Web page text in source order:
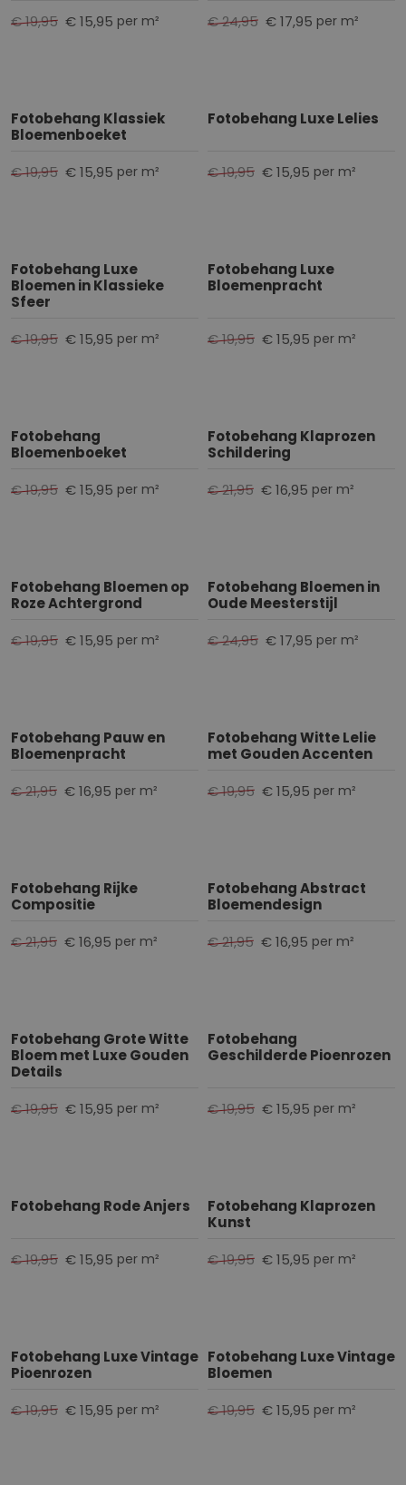
€ 15,95 per m²
€ 19,95 € 17,95 per m²
€ 24,95
Fotobehang Klassiek
Bloemenboeket
€ 15,95 per m²
€ 19,95
Fotobehang Luxe Lelies
€ 15,95 per m²
€ 19,95
Fotobehang Luxe
Bloemen in Klassieke
Sfeer
€ 15,95 per m²
€ 19,95
Fotobehang Luxe
Bloemenpracht
€ 15,95 per m²
€ 19,95
Fotobehang
Bloemenboeket
€ 15,95 per m²
€ 19,95
Fotobehang Klaprozen
Schildering
€ 16,95 per m²
€ 21,95
Fotobehang Bloemen op
Roze Achtergrond
€ 15,95 per m²
€ 19,95
Fotobehang Bloemen in
Oude Meesterstijl
€ 17,95 per m²
€ 24,95
Fotobehang Pauw en
Bloemenpracht
€ 16,95 per m²
€ 21,95
Fotobehang Witte Lelie
met Gouden Accenten
€ 15,95 per m²
€ 19,95
Fotobehang Rijke
Compositie
€ 16,95 per m²
€ 21,95
Fotobehang Abstract
Bloemendesign
€ 16,95 per m²
€ 21,95
Fotobehang Grote Witte
Bloem met Luxe Gouden
Details
€ 15,95 per m²
€ 19,95
Fotobehang
Geschilderde Pioenrozen
€ 15,95 per m²
€ 19,95
Fotobehang Rode Anjers
€ 15,95 per m²
€ 19,95
Fotobehang Klaprozen
Kunst
€ 15,95 per m²
€ 19,95
Fotobehang Luxe Vintage
Pioenrozen
€ 15,95 per m²
€ 19,95
Fotobehang Luxe Vintage
Bloemen
€ 15,95 per m²
€ 19,95